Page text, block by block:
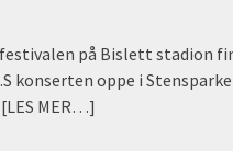
på Bislett stadion
konserten oppe i
[LES MER…]